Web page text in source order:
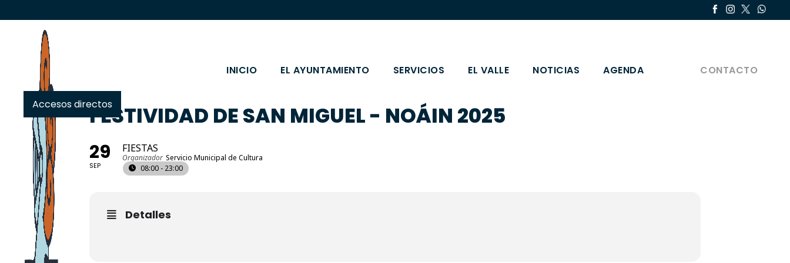
INICIO EL AYUNTAMIENTO SERVICIOS EL VALLE NOTICIAS AGENDA CONTACTO
Accesos directosFESTIVIDAD DE SAN MIGUEL - NOÁIN 2025
29
SEP
FIESTAS
Organizador Servicio Municipal de Cultura
08:00 - 23:00
Detalles